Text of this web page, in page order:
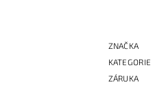
ZNAČKA
KATEGORIE
ZÁRUKA